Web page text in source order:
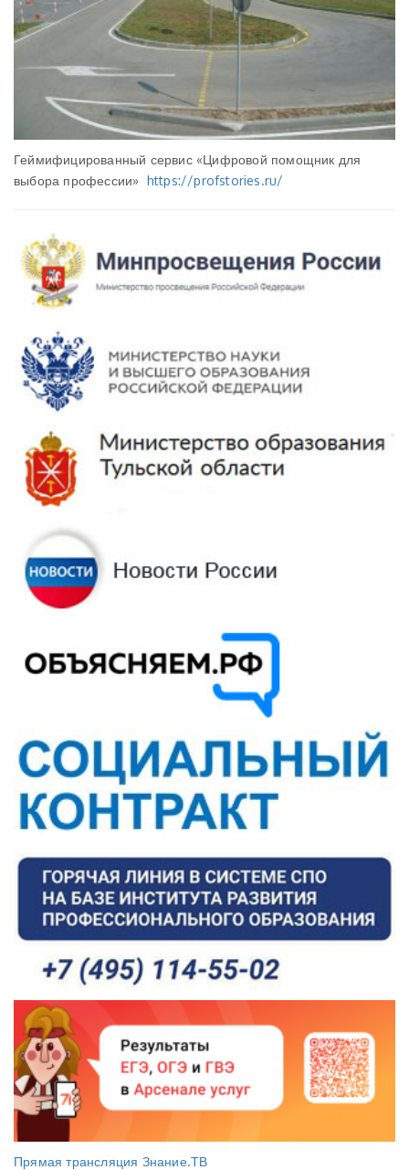
Геймифицированный сервис «Цифровой помощник для
выбора профессии» https://profstories.ru/
Прямая трансляция Знание.ТВ